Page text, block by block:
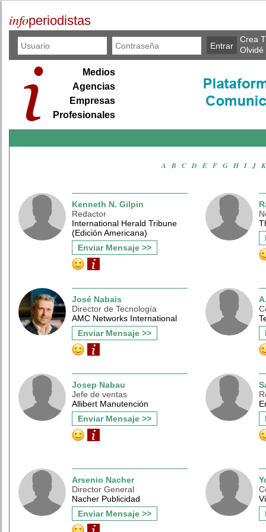
infoperiodistas
Crea
Olvidé
Medios
Agencias
Empresas
Profesionales
A B C ·D E F G H·I ·J K
Kenneth N. Gilpin
Redactor
International Herald Tribune
(Edición Americana)
Enviar Mensaje >>
José Nabais
Director de Tecnología
AMC Networks International
Enviar Mensaje >>
Josep Nabau
Jefe de ventas
Allibert Manutención
Enviar Mensaje >>
Arsenio Nacher
Director General
Nacher Publicidad
Enviar Mensaje >>